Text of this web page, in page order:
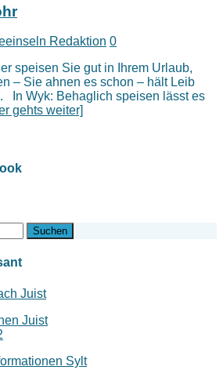
Redaktion 0
speisen Sie gut in Ihrem Urlaub,
– Sie ahnen es schon – hält Leib
In Wyk: Behaglich speisen lässt es
gehts weiter]
Juist